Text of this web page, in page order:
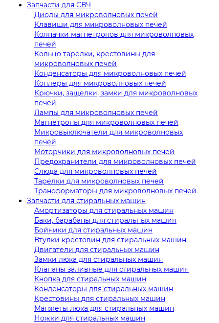
Запчасти для СВЧ
Диоды для микроволновых печей
Клавиши для микроволновых печей
Колпачки магнетронов для микроволновых
печей
Кольцо тарелки, крестовины для
микроволновых печей
Конденсаторы для микроволновых печей
Коплеры для микроволновых печей
Крючки, защелки, замки для микроволновых
печей
Лампы для микроволновых печей
Магнетроны для микроволновых печей
Микровыключатели для микроволновых
печей
Моторчики для микроволновых печей
Предохранители для микроволновых печей
Слюда для микроволновых печей
Тарелки для микроволновых печей
Трансформаторы для микроволновых печей
Запчасти для стиральных машин
Амортизаторы для стиральных машин
Баки, барабаны для стиральных машин
Бойники для стиральных машин
Втулки крестовин для стиральных машин
Двигатели для стиральных машин
Замки люка для стиральных машин
Клапаны заливные для стиральных машин
Кнопка для стиральных машин
Конденсаторы для стиральных машин
Крестовины для стиральных машин
Манжеты люка для стиральных машин
Ножки для стиральных машин